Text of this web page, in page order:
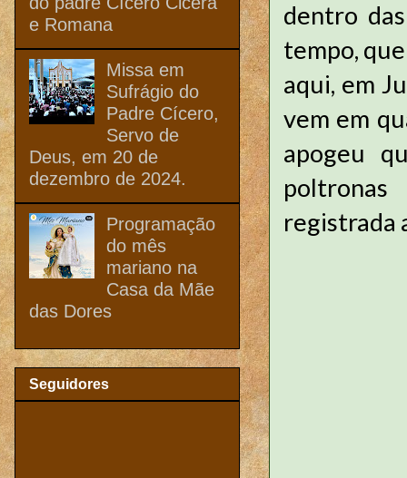
dentro
tempo,
aqui, em
vem em
apogeu
registrada
e Romana
Missa em
Sufrágio do
Padre Cícero,
Servo de
Deus, em 20 de
dezembro de 2024.
Programação
do mês
mariano na
Casa da Mãe
das Dores
Seguidores